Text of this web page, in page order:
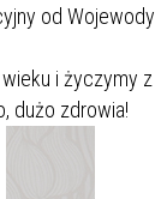
od Wojewody
i życzymy z
dużo zdrowia!